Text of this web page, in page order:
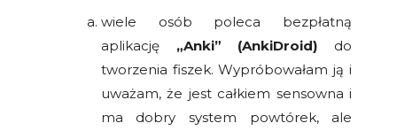
wiele osób poleca bezpłatną
aplikację „Anki” (AnkiDroid) do
tworzenia fiszek. Wypróbowałam ją i
uważam, że jest całkiem sensowna i
ma dobry system powtórek, ale